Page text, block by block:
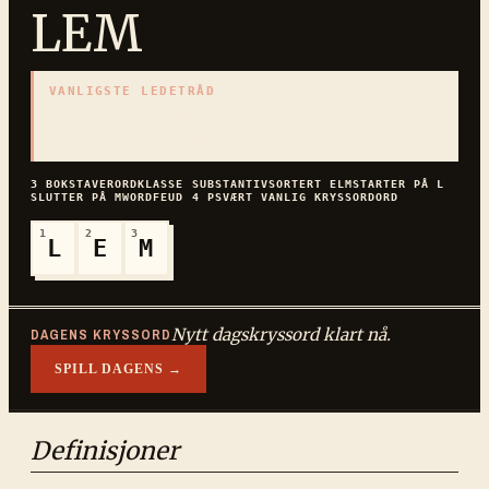
LEM
VANLIGSTE LEDETRÅD
3 BOKSTAVERORDKLASSE SUBSTANTIVSORTERT ELMSTARTER PÅ L
SLUTTER PÅMWORDFEUD 4 PSVÆRT VANLIG KRYSSORDORD
1
L
2
E
3
M
DAGENS KRYSSORDNytt dagskryssord klart nå.
SPILL DAGENS →
Definisjoner